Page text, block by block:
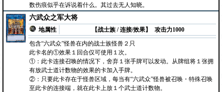
数伤痕似乎在诉说着什么。其过去无人知晓。
六武众之军大将
地属性 【战士族 / 连接/效果】
攻击力1000
包含“六武众”怪兽在内的战士族怪兽２只
此卡名的①效果１回合仅可使用１次。
①：此卡连接召唤的情况下，舍弃１张手牌可以发动。从牌组将１张拥
有放武士道计数物的效果的卡加入手牌。
②：只要此卡存在于怪兽区域，每当有“六武众”怪兽被召唤・特殊召唤
至此卡的连接端，就在此卡上放１个武士道计数物。